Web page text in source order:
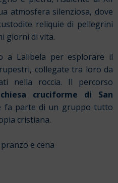
atmosfera silenziosa, dove
reliquie di pellegrini
giorni di vita.
a Lalibela per esplorare il
collegate tra loro da
nella roccia. Il percorso
chiesa cruciforme di San
fa parte di un gruppo tutto
cristiana.
e cena